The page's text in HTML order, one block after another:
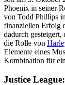
Phoenix in seiner
von Todd Phillips
finanziellen Erfolg
dadurch gesteigert,
die Rolle von
Elemente eines
Kombination für
Justice